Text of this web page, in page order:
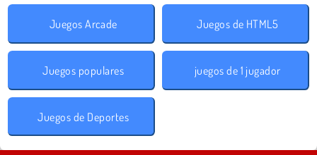
Juegos Arcade Juegos de HTML5
Juegos populares juegos de 1 jugador
Juegos de Deportes